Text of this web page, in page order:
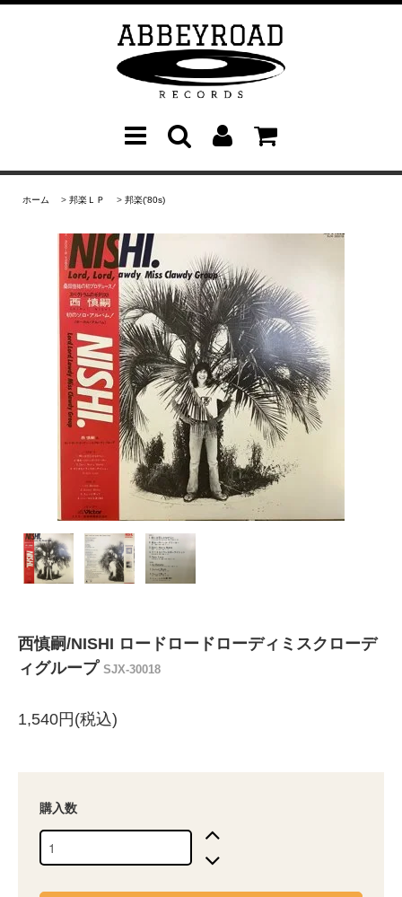
ホーム > 邦楽ＬＰ > 邦楽('80s)
西慎嗣/NISHI ロードロードローディミスクローデ
ィグループ SJX-30018
1,540円(税込)
購入数